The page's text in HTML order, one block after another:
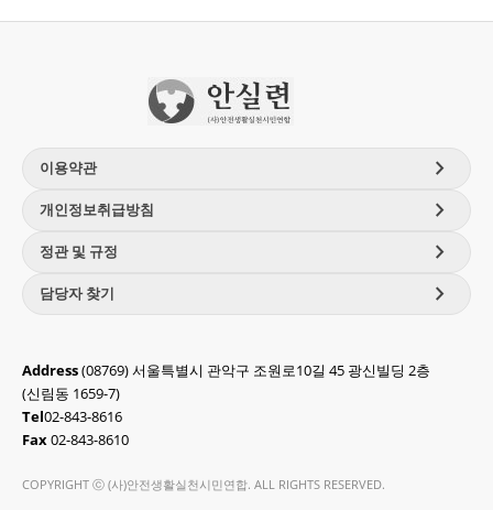
이용약관 chevron_right
개인정보취급방침 chevron_right
정관 및 규정 chevron_right
담당자 찾기 chevron_right
Address(08769) 서울특별시 관악구 조원로10길 45 광신빌딩 2층
(신림동 1659-7)
Tel02-843-8616
Fax02-843-8610
COPYRIGHT ⓒ (사)안전생활실천시민연합. ALL RIGHTS RESERVED.